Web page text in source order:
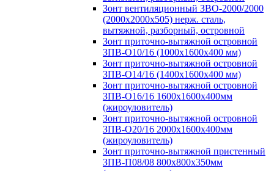
Зонт вентиляционный ЗВО-2000/2000
(2000х2000х505) нерж. сталь,
вытяжной, разборный, островной
Зонт приточно-вытяжной островной
ЗПВ-О10/16 (1000х1600х400 мм)
Зонт приточно-вытяжной островной
ЗПВ-О14/16 (1400х1600х400 мм)
Зонт приточно-вытяжной островной
ЗПВ-О16/16 1600х1600х400мм
(жироуловитель)
Зонт приточно-вытяжной островной
ЗПВ-О20/16 2000х1600х400мм
(жироуловитель)
Зонт приточно-вытяжной пристенный
ЗПВ-П08/08 800х800х350мм